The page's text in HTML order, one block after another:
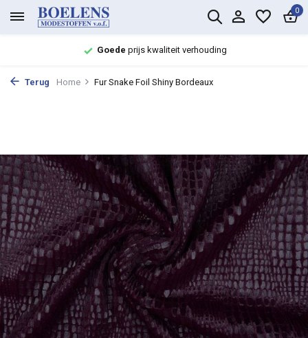
0
Goede prijs kwaliteit verhouding
Terug Home Fur Snake Foil Shiny Bordeaux